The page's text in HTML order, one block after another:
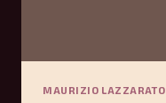
MAURIZIO LAZZARATO